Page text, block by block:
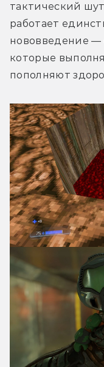
тактический
работает
нововведение —
которые
пополняют